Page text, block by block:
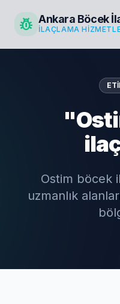
pest_control Ankara Böcek
İLAÇLAMA
Ostim böcek
uzmanlık